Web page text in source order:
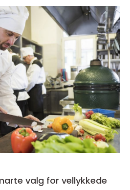
valg for vellykkede